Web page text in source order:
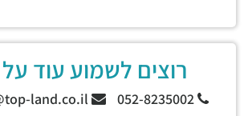
רוצים לשמוע עוד
052-8235002